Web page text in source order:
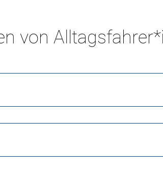
von